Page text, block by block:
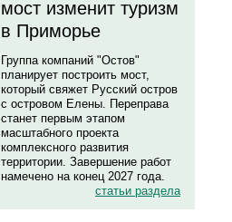
мост изменит туризм
в Приморье
Группа компаний "Остов"
планирует построить мост,
который свяжет Русский остров
с островом Елены. Переправа
станет первым этапом
масштабного проекта
комплексного развития
территории. Завершение работ
намечено на конец 2027 года.
статьи раздела